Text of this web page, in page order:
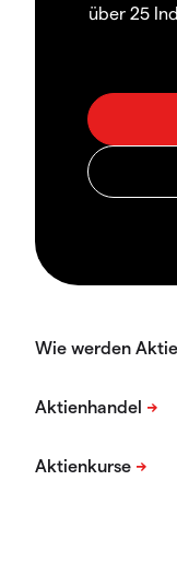
über 25